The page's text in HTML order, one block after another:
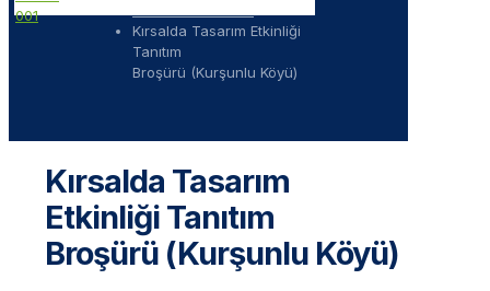
Kırsalda Tasarım Etkinliği
Tanıtım
Broşürü (Kurşunlu Köyü)
Kırsalda Tasarım
Etkinliği Tanıtım
Broşürü (Kurşunlu Köyü)